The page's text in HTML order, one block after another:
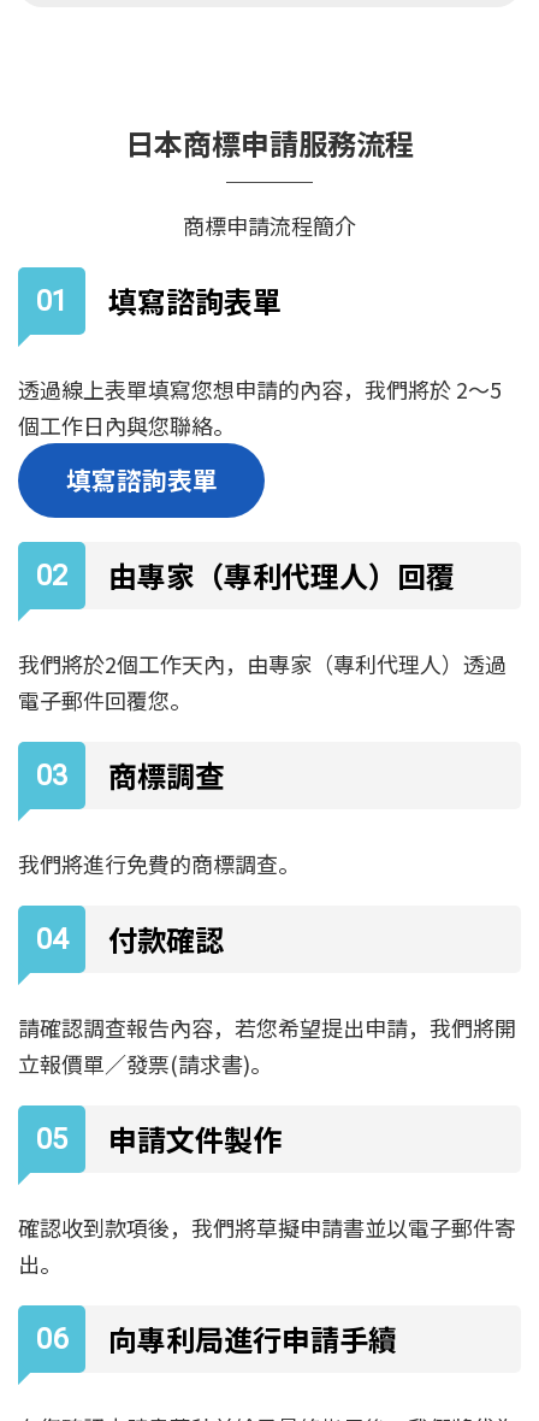
日本商標申請服務流程
商標申請流程簡介
填寫諮詢表單
透過線上表單填寫您想申請的內容，我們將於 2～5
個工作日內與您聯絡。
填寫諮詢表單
由專家（專利代理人）回覆
我們將於2個工作天內，由專家（專利代理人）透過
電子郵件回覆您。
商標調查
我們將進行免費的商標調查。
付款確認
請確認調查報告內容，若您希望提出申請，我們將開
立報價單／發票(請求書)。
申請文件製作
確認收到款項後，我們將草擬申請書並以電子郵件寄
出。
向專利局進行申請手續